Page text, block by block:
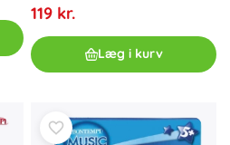
119 kr.
Læg i kurv